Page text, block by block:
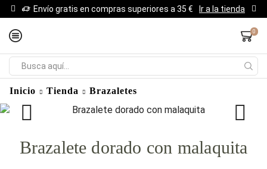
Envío gratis en compras superiores a 35 € Ir a la tienda
0
Inicio Tienda Brazaletes
Brazalete dorado con malaquita